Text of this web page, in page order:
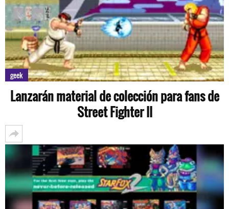
geek
Lanzarán material de colección para fans de
Street Fighter II